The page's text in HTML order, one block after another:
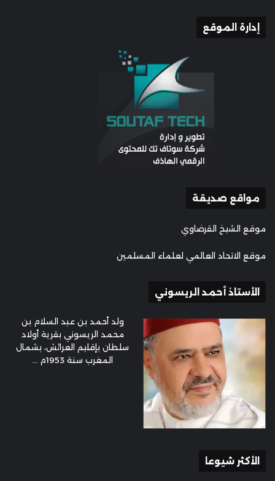
إدارة الموقع
مواقع صديقة
موقع الشيخ القرضاوي
موقع الاتحاد العالمي لعلماء المسلمين
الأستاذ أحمد الريسوني
ولد أحمد بن عبد السلام بن
محمد الريسوني بقرية أولاد
سلطان بإقليم العرائش، بشمال
المغرب سنة 1953م ...
الأكثر شيوعا